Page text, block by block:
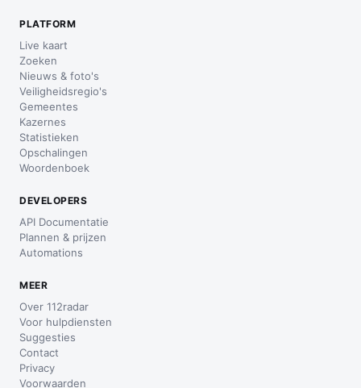
PLATFORM
Live kaart
Zoeken
Nieuws & foto's
Veiligheidsregio's
Gemeentes
Kazernes
Statistieken
Opschalingen
Woordenboek
DEVELOPERS
API Documentatie
Plannen & prijzen
Automations
MEER
Over 112radar
Voor hulpdiensten
Suggesties
Contact
Privacy
Voorwaarden